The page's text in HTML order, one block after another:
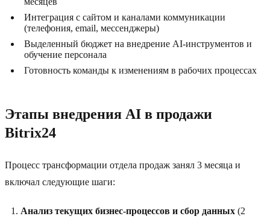
Интеграция с сайтом и каналами коммуникации
(телефония, email, мессенджеры)
Выделенный бюджет на внедрение AI-инструментов и
обучение персонала
Готовность команды к изменениям в рабочих процессах
Этапы внедрения AI в продажи
Bitrix24
Процесс трансформации отдела продаж занял 3 месяца и
включал следующие шаги:
Анализ текущих бизнес-процессов и сбор данных (2